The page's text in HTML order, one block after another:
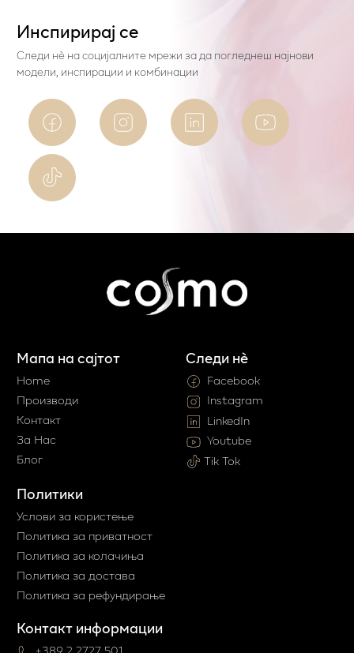
Инспирирај се
Следи нѐ на социјалните мрежи за да погледнеш најнови
модели, инспирации и комбинации
Мапа на сајтот
Home
Производи
Контакт
За Нас
Блог
Политики
Услови за користење
Политика за приватност
Политика за колачиња
Политика за достава
Политика за рефундирање
Контакт информации
Следи нè
Facebook
Instagram
LinkedIn
Youtube
Tik Tok